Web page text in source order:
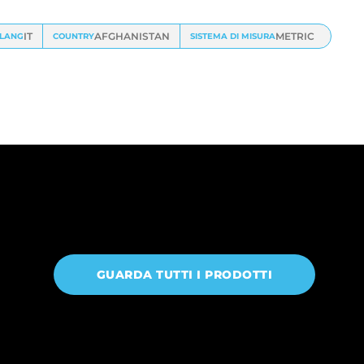
LANGIT COUNTRYAFGHANISTAN SISTEMA DI MISURAMETRIC
GUARDA TUTTI I PRODOTTI